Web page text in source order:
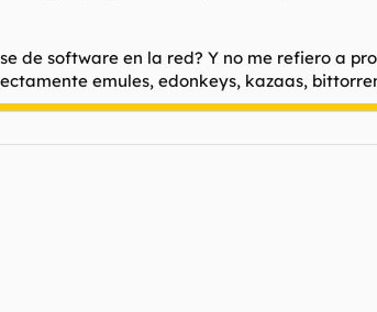
de software en la red? Y no me refiero a
emules, edonkeys, kazaas,